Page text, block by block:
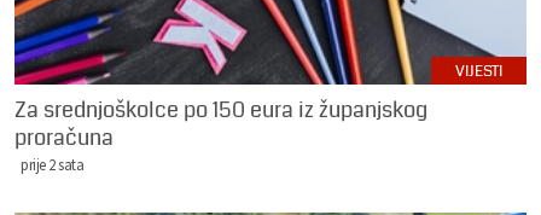
VIJESTI
Za srednjoškolce po 150 eura iz županjskog
proračuna
prije 2 sata